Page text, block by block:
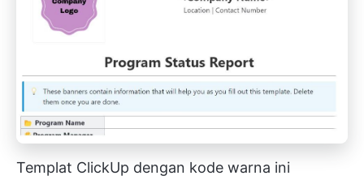
Templat ClickUp dengan kode warna ini